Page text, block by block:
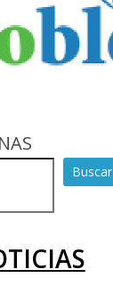
Buscar